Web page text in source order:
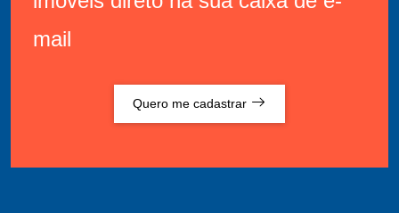
mail
Quero me cadastrar